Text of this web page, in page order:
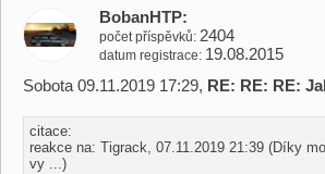
BobanHTP
počet příspěvků 2404
datum registrace 19.08.2015
Sobota 09.11.2019 17:29, RE: RE: RE:
citace:
reakce na: Tigrack, 07.11.2019 21:39 (Díky
vy ...)